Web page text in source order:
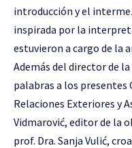
introducción y el
inspirada por la
estuvieron a cargo de la
Además del director de
palabras a los presentes
Relaciones Exteriores y
Vidmarović, editor de la
prof. Dra. Sanja Vulić,